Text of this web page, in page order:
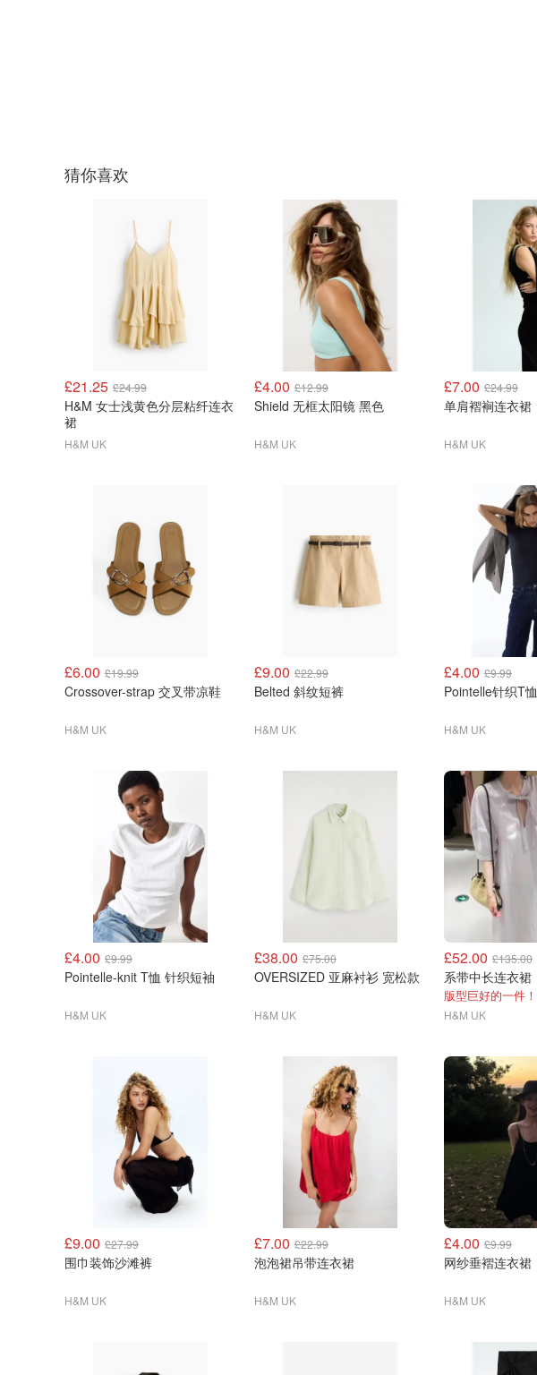
猜你喜欢
£21.25 £24.99
H&M 女士浅黄色分层粘纤连衣
裙
H&M UK
£4.00 £12.99
Shield 无框太阳镜 黑色
H&M UK
£7.00 £24.99
单肩褶裥连衣裙
H&M UK
£6.00 £19.99
Crossover-strap 交叉带凉鞋
H&M UK
£9.00 £22.99
Belted 斜纹短裤
H&M UK
£4.00 £9.99
Pointelle针织T恤
H&M UK
£4.00 £9.99
Pointelle-knit T恤 针织短袖
H&M UK
£38.00 £75.00
OVERSIZED 亚麻衬衫 宽松款
H&M UK
£52.00 £135.00
系带中长连衣裙
H&M UK
£9.00 £27.99
围巾装饰沙滩裤
H&M UK
£7.00 £22.99
泡泡裙吊带连衣裙
H&M UK
£4.00 £9.99
网纱垂褶连衣裙
H&M UK